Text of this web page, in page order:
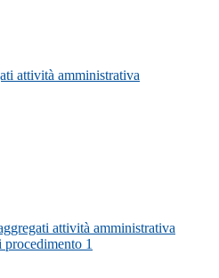
attività amministrativa
attività amministrativa
1